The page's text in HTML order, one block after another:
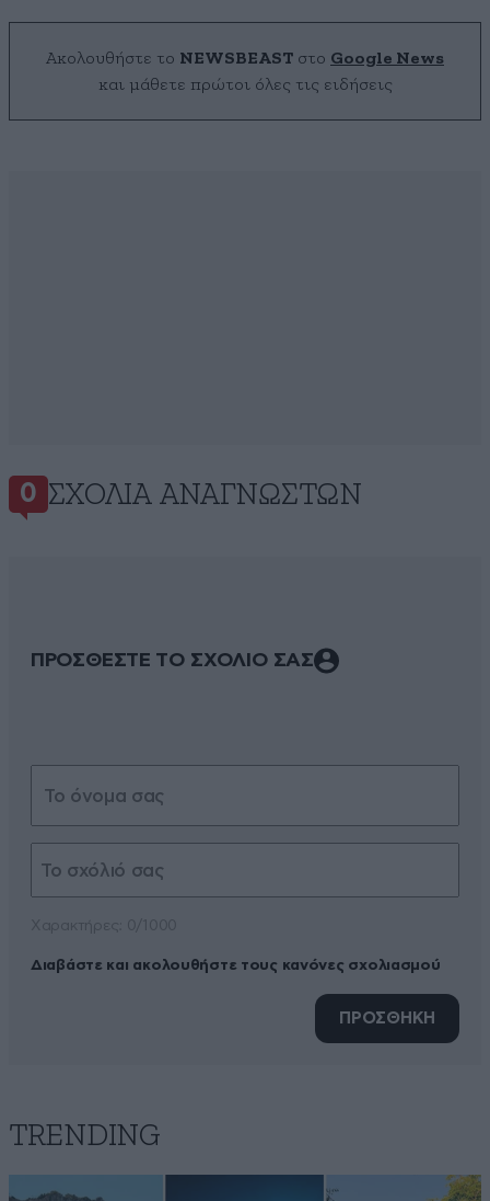
Ακολουθήστε το NEWSBEAST στο Google News
και μάθετε πρώτοι όλες τις ειδήσεις
0 ΣΧΌΛΙΑ ΑΝΑΓΝΩΣΤΏΝ
ΠΡΟΣΘΕΣΤΕ ΤΟ ΣΧΟΛΙΟ ΣΑΣ
Διαβάστε και ακολουθήστε τους κανόνες σχολιασμού
ΠΡΟΣΘΗΚΗ
TRENDING